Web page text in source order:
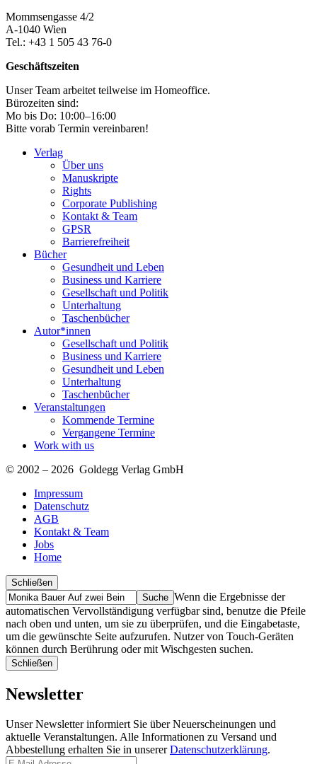
Mommsengasse 4/2
A-1040 Wien
Tel.: +43 1 505 43 76-0
Geschäftszeiten
Unser Team arbeitet teilweise im Homeoffice.
Bürozeiten sind:
Mo bis Do: 10:00–16:00
Bitte vorab Termin vereinbaren!
Verlag
Über uns
Manuskripte
Rights
Corporate Publishing
Kontakt & Team
GPSR
Barrierefreiheit
Bücher
Gesundheit und Leben
Business und Karriere
Gesellschaft und Politik
Unterhaltung
Taschenbücher
Autor*innen
Gesellschaft und Politik
Business und Karriere
Gesundheit und Leben
Unterhaltung
Taschenbücher
Veranstaltungen
Kommende Termine
Vergangene Termine
Work with us
© 2002 – 2026 Goldegg Verlag GmbH
Impressum
Datenschutz
AGB
Kontakt & Team
Jobs
Home
Schließen
Suche
Finde
…
Wenn die Ergebnisse der
automatischen Vervollständigung verfügbar sind, benutze die Pfeile
nach oben und unten, um sie zu überprüfen, und die Eingabetaste,
um die gewünschte Seite aufzurufen. Nutzer von Touch-Geräten
können durch Berührung oder mit Wischgesten suchen.
Schließen
Newsletter
Unser Newsletter informiert Sie über Neuerscheinungen und
aktuelle Veranstaltungen. Alle Informationen zu Versand und
Abbestellung erhalten Sie in unsererDatenschutzerklärung.